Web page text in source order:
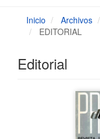
Inicio Archivos
EDITORIAL
Editorial